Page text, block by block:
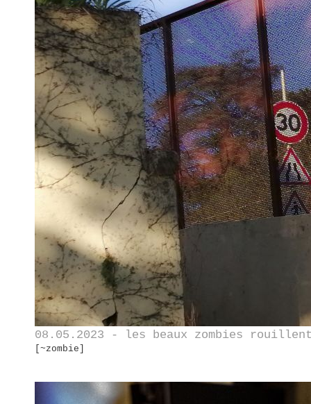
08.05.2023 - les beaux zombies
[~zombie]